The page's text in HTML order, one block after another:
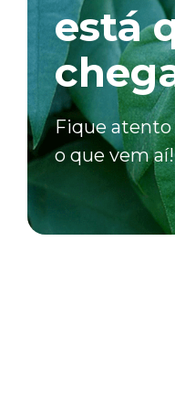
está
Fique atento
o que vem aí!